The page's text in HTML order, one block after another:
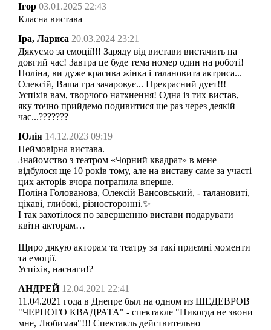
Ігор 03.01.2025 22:43
Класна вистава
Іра, Лариса 20.03.2024 23:21
Дякуємо за емоції!!! Заряду від вистави вистачить на
довгий час! Завтра це буде тема номер один на роботі!
Поліна, ви дуже красива жінка і талановита актриса...
Олексій, Ваша гра зачаровує... Прекрасний дует!!!
Успіхів вам, творчого натхнення! Одна із тих вистав,
яку точно прийдемо подивитися ще раз через деякій
час...???????
Юлія 14.12.2023 09:19
Неймовірна вистава.
Знайомство з театром «Чорний квадрат» в мене
відбулося ще 10 років тому, але на виставу саме за участі
цих акторів вчора потрапила вперше.
Поліна Голованова, Олексій Вансовський, - талановиті,
цікаві, глибокі, різносторонні.✨
І так захотілося по завершенню вистави подарувати
квіти акторам…
Щиро дякую акторам та театру за такі приємні моменти
та емоції.
Успіхів, наснаги!?
АНДРЕЙ 12.04.2021 22:41
11.04.2021 года в Днепре был на одном из ШЕДЕВРОВ
"ЧЕРНОГО КВАДРАТА" - спектакле "Никогда не звони
мне, Любимая"!!! Спектакль действительно